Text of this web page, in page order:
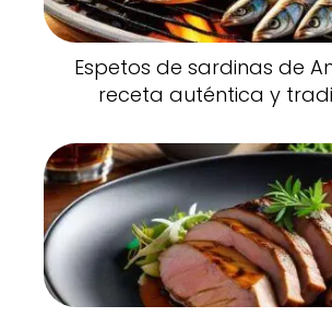
Espetos de sardinas de
receta auténtica y